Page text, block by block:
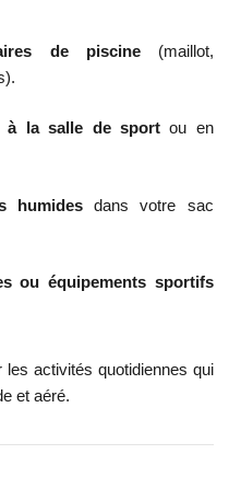
de piscine(maillot,
à la salle de sportou en
humides dans votre sac
ou équipements sportifs
activités quotidiennes qui
et aéré.